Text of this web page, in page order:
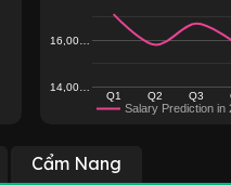
Salary Prediction in
Q1 Q2 Q3
14,00…
16,00…
Cẩm Nang